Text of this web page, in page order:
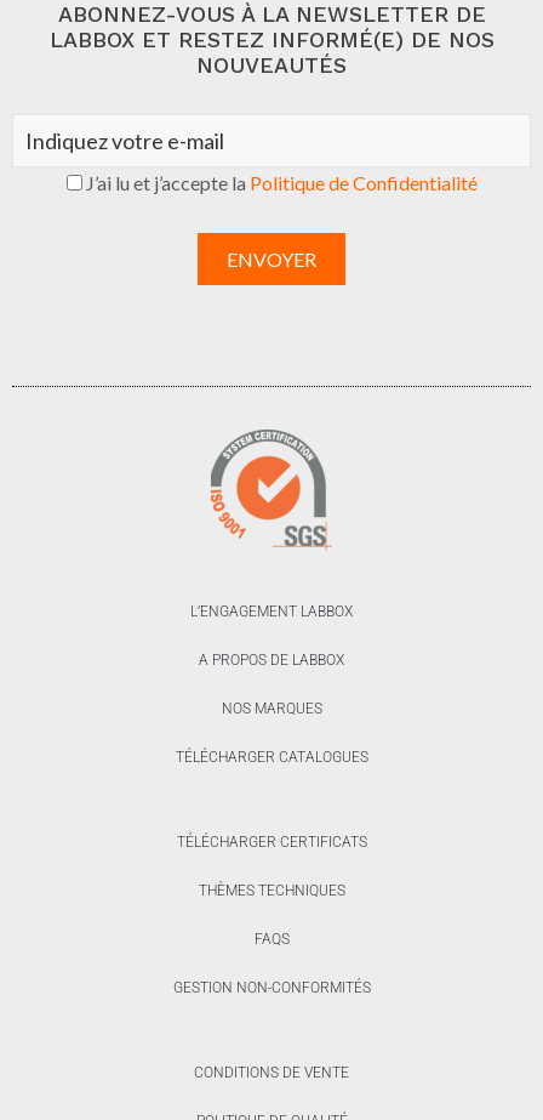
ABONNEZ-VOUS À LA NEWSLETTER DE
LABBOX ET RESTEZ INFORMÉ(E) DE NOS
NOUVEAUTÉS
J’ai lu et j’accepte la Politique de Confidentialité
L’ENGAGEMENT LABBOX
A PROPOS DE LABBOX
NOS MARQUES
TÉLÉCHARGER CATALOGUES
TÉLÉCHARGER CERTIFICATS
THÈMES TECHNIQUES
FAQS
GESTION NON-CONFORMITÉS
CONDITIONS DE VENTE